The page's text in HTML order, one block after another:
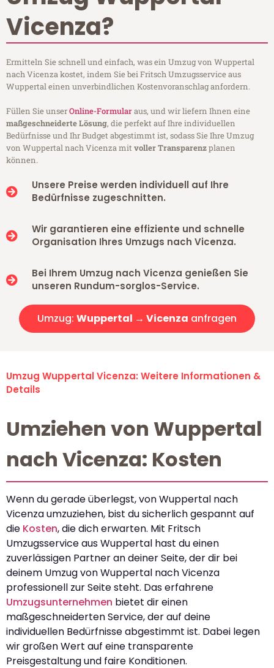
Vicenza?
Ermitteln Sie schnell und einfach, was ein Umzug von Wuppertal
nach Vicenza kostet, indem Sie bei Fritsch Umzugsservice aus
Wuppertal einen unverbindlichen Kostenvoranschlag anfordern.
Füllen Sie unserOnline-Formularaus, und wir liefern Ihnen eine
maßgeschneiderte Lösung, die perfekt auf Ihre individuellen
Bedürfnisse und Ihr Budget abgestimmt ist, sodass Sie Ihre Umzug
von Wuppertal nach Vicenza mitvoller Transparenzplanen
können.
Unsere Preise werden individuell auf Ihre
Bedürfnisse zugeschnitten.
Wir garantieren eine effiziente und schnelle
Organisation Ihres Umzugs nach Vicenza.
Bei Ihrem Umzug nach Vicenza genießen Sie
unseren Rundum-sorglos-Service.
Umzug: Wuppertal → Vicenza anfragen
Umzug Wuppertal Vicenza: Weitere Informationen &
Details
Umziehen von Wuppertal
nach Vicenza: Kosten
Wenn du gerade überlegst, von Wuppertal nach
Vicenza umzuziehen, bist du sicherlich gespannt auf
die Kosten, die dich erwarten. Mit Fritsch
Umzugsservice aus Wuppertal hast du einen
zuverlässigen Partner an deiner Seite, der dir bei
deinem Umzug von Wuppertal nach Vicenza
professionell zur Seite steht. Das erfahrene
Umzugsunternehmen bietet dir einen
maßgeschneiderten Service, der auf deine
individuellen Bedürfnisse abgestimmt ist. Dabei legen
wir großen Wert auf eine transparente
Preisgestaltung und faire Konditionen.